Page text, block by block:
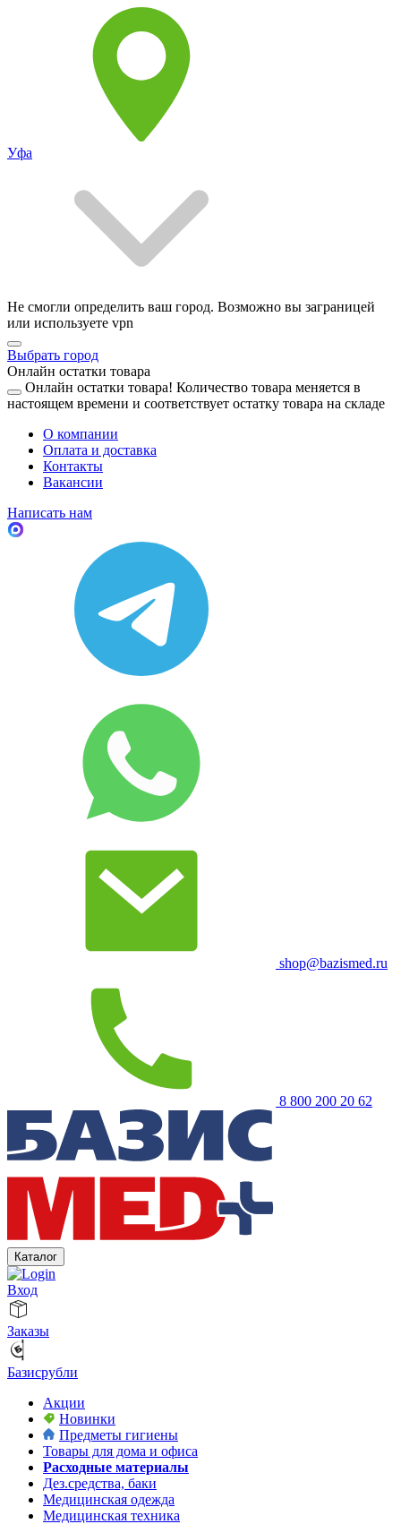
Уфа
Не смогли определить ваш город. Возможно вы заграницей
или используете vpn
Выбрать город
Онлайн остатки товара
Онлайн остатки товара! Количество товара меняется в
настоящем времени и соответствует остатку товара на складе
О компании
Оплата и доставка
Контакты
Вакансии
Написать нам
shop@bazismed.ru
8 800 200 20 62
Каталог
Вход
Заказы
Базисрубли
Акции
Новинки
Предметы гигиены
Товары для дома и офиса
Расходные материалы
Дез.средства, баки
Медицинская одежда
Медицинская техника